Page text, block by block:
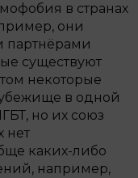
в странах
они
партнёрами
существуют
некоторые
в одной
но их союз
нет
каких-либо
например,